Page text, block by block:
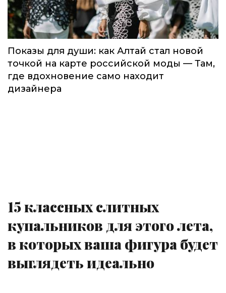
Показы для души: как Алтай стал новой
точкой на карте российской моды — Там,
где вдохновение само находит
дизайнера
15 классных слитных
купальников для этого лета,
в которых ваша фигура будет
выглядеть идеально